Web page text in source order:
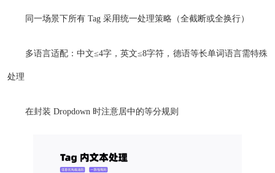
同一场景下所有 Tag 采用统一处理策略（全截断或全换行）
多语言适配：中文≤4字，英文≤8字符，德语等长单词语言需特殊
处理
在封装 Dropdown 时注意居中的等分规则